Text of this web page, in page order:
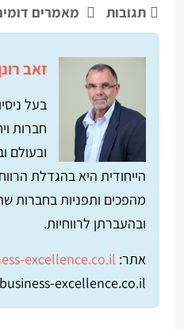
תגובות מאמרים
זאב
בעל
חברות
ובעולם
הייחודית היא בהגדלת
מהפכים ותפניות בחברות
ובהעברתן לרווחיות.
אתר: excellence.co.il
excellence.co.il